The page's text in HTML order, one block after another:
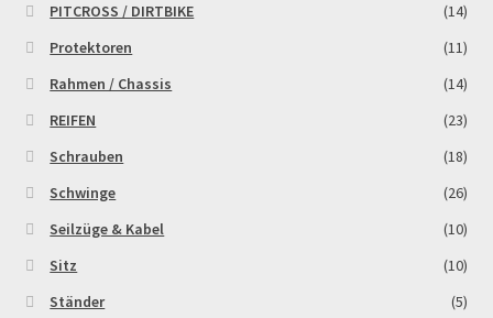
PITCROSS / DIRTBIKE
(14)
Protektoren
(11)
Rahmen / Chassis
(14)
REIFEN
(23)
Schrauben
(18)
Schwinge
(26)
Seilzüge & Kabel
(10)
Sitz
(10)
Ständer
(5)